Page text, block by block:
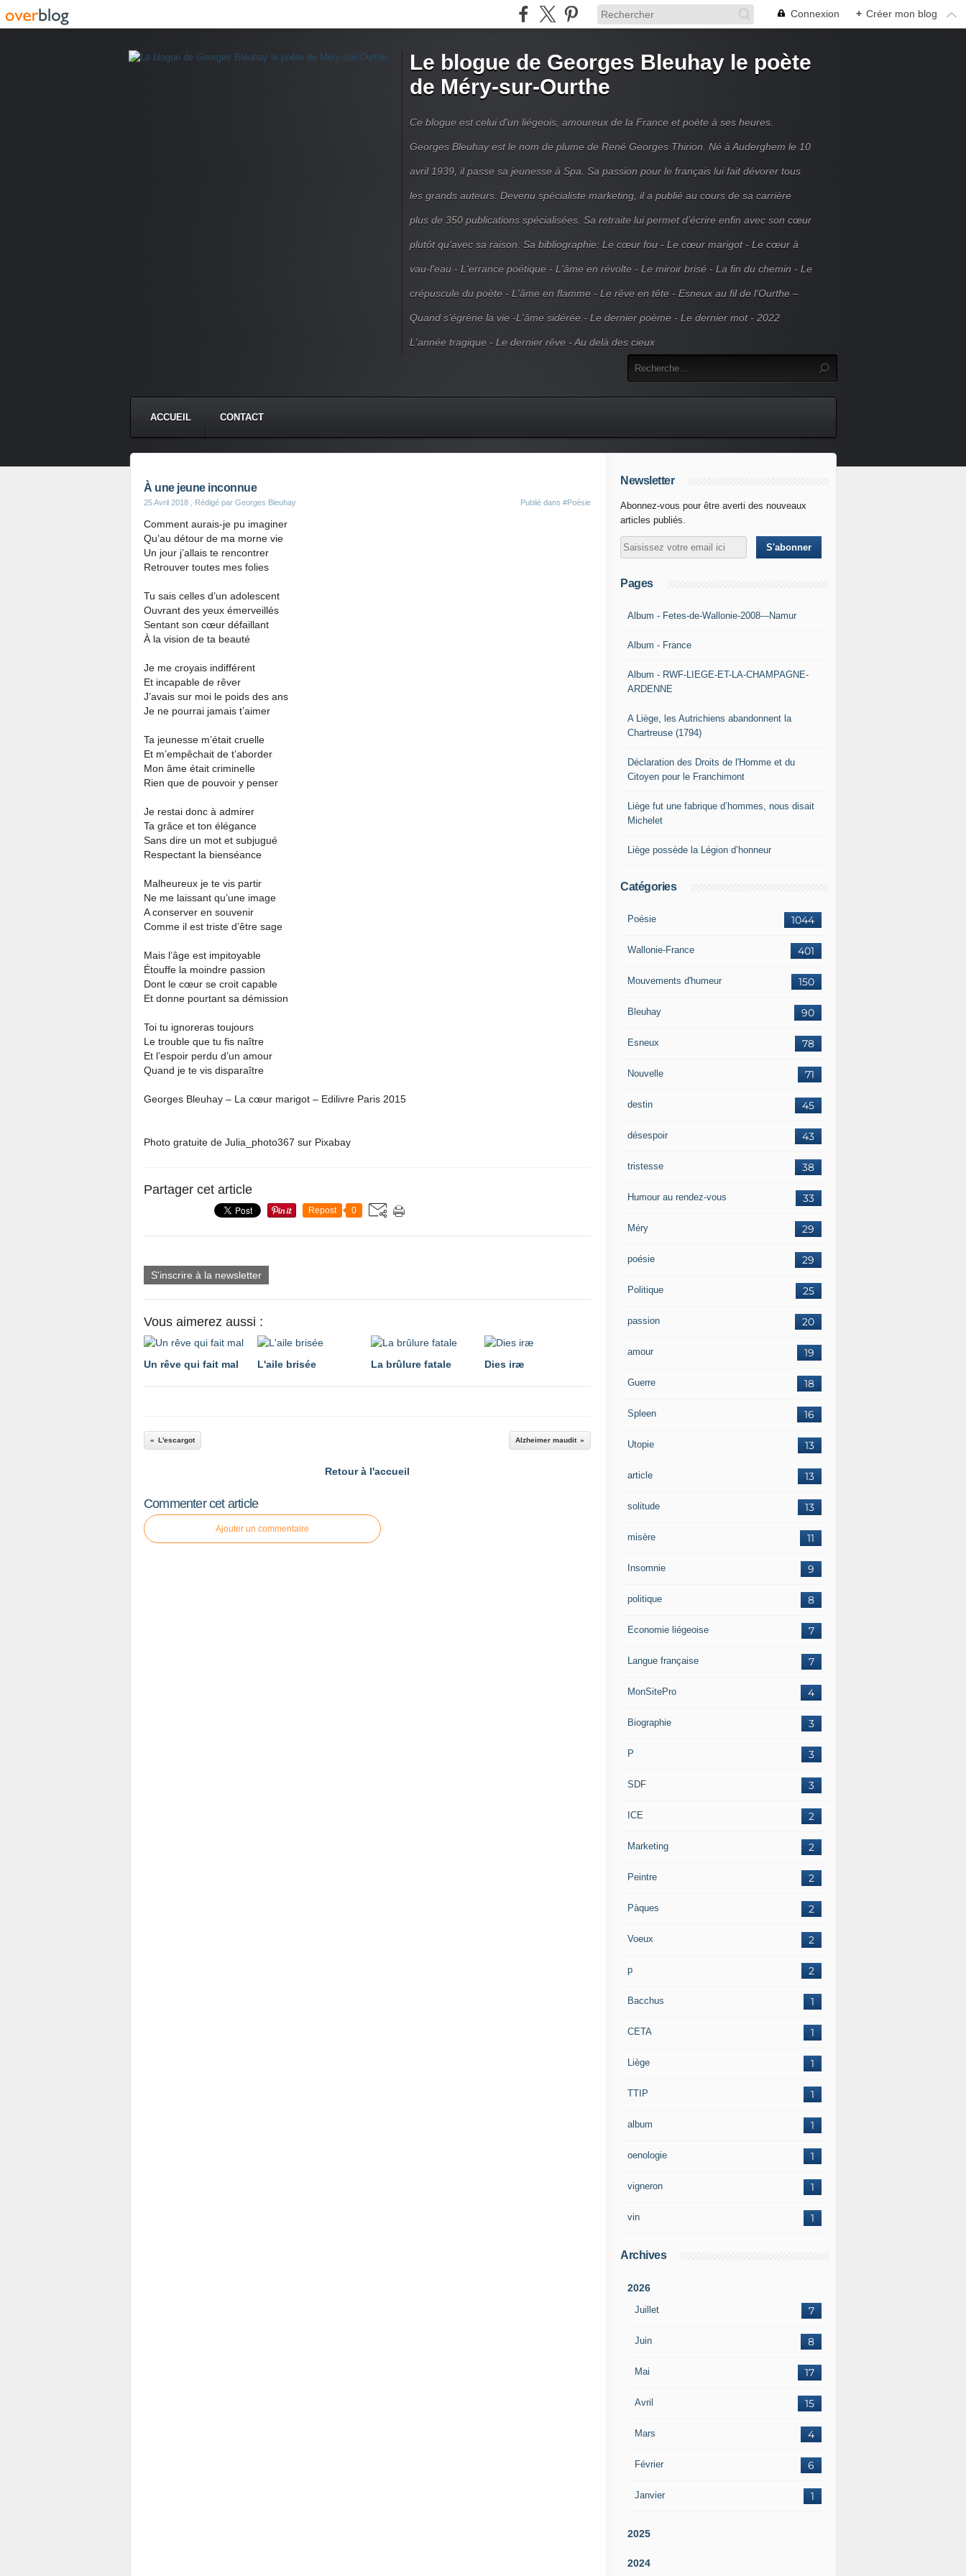
Connexion + Créer mon blog
Le blogue de Georges Bleuhay le poète
de Méry-sur-Ourthe
Ce blogue est celui d'un liégeois, amoureux de la France et poète à ses heures.
Georges Bleuhay est le nom de plume de René Georges Thirion. Né à Auderghem le 10
avril 1939, il passe sa jeunesse à Spa. Sa passion pour le français lui fait dévorer tous
les grands auteurs. Devenu spécialiste marketing, il a publié au cours de sa carrière
plus de 350 publications spécialisées. Sa retraite lui permet d’écrire enfin avec son cœur
plutôt qu'avec sa raison. Sa bibliographie: Le cœur fou - Le cœur marigot - Le cœur à
vau-l'eau - L'errance poétique - L'âme en révolte - Le miroir brisé - La fin du chemin - Le
crépuscule du poète - L'âme en flamme - Le rêve en tête - Esneux au fil de l'Ourthe –
Quand s’égrène la vie -L'âme sidérée.- Le dernier poème - Le dernier mot - 2022
L'année tragique - Le dernier rêve - Au delà des cieux
ACCUEIL CONTACT
À une jeune inconnue
25 Avril 2018 , Rédigé par Georges Bleuhay Publié dans #Poésie
Comment aurais-je pu imaginer
Qu’au détour de ma morne vie
Un jour j’allais te rencontrer
Retrouver toutes mes folies
Tu sais celles d’un adolescent
Ouvrant des yeux émerveillés
Sentant son cœur défaillant
À la vision de ta beauté
Je me croyais indifférent
Et incapable de rêver
J’avais sur moi le poids des ans
Je ne pourrai jamais t’aimer
Ta jeunesse m’était cruelle
Et m’empêchait de t’aborder
Mon âme était criminelle
Rien que de pouvoir y penser
Je restai donc à admirer
Ta grâce et ton élégance
Sans dire un mot et subjugué
Respectant la bienséance
Malheureux je te vis partir
Ne me laissant qu’une image
A conserver en souvenir
Comme il est triste d’être sage
Mais l’âge est impitoyable
Étouffe la moindre passion
Dont le cœur se croit capable
Et donne pourtant sa démission
Toi tu ignoreras toujours
Le trouble que tu fis naître
Et l’espoir perdu d’un amour
Quand je te vis disparaître
Georges Bleuhay – La cœur marigot – Edilivre Paris 2015
Photo gratuite de Julia_photo367 sur Pixabay
Partager cet article
Repost 0
S'inscrire à la newsletter
Vous aimerez aussi :
Un rêve qui fait mal L'aile brisée La brûlure fatale Dies iræ
L'escargot Alzheimer maudit
Retour à l'accueil
Commenter cet article
Ajouter un commentaire
Newsletter
Abonnez-vous pour être averti des nouveaux
articles publiés.
Pages
Album - Fetes-de-Wallonie-2008---Namur
Album - France
Album - RWF-LIEGE-ET-LA-CHAMPAGNE-
ARDENNE
A Liège, les Autrichiens abandonnent la
Chartreuse (1794)
Déclaration des Droits de l'Homme et du
Citoyen pour le Franchimont
Liège fut une fabrique d’hommes, nous disait
Michelet
Liège possède la Légion d’honneur
Catégories
1044
Poésie
401
Wallonie-France
150
Mouvements d'humeur
90
Bleuhay
78
Esneux
71
Nouvelle
45
destin
43
désespoir
38
tristesse
33
Humour au rendez-vous
29
Méry
29
poésie
25
Politique
20
passion
19
amour
18
Guerre
16
Spleen
13
Utopie
13
article
13
solitude
11
misère
9
Insomnie
8
politique
7
Economie liégeoise
7
Langue française
4
MonSitePro
3
Biographie
3
P
3
SDF
2
ICE
2
Marketing
2
Peintre
2
Pàques
2
Voeux
2
p
1
Bacchus
1
CETA
1
Liège
1
TTIP
1
album
1
oenologie
1
vigneron
1
vin
Archives
2026
Juillet 7
Juin 8
Mai 17
Avril 15
Mars 4
Février 6
Janvier 1
2025
2024